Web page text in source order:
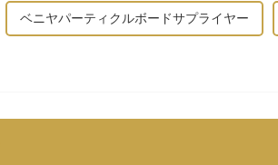
ベニヤパーティクルボードサプライヤー